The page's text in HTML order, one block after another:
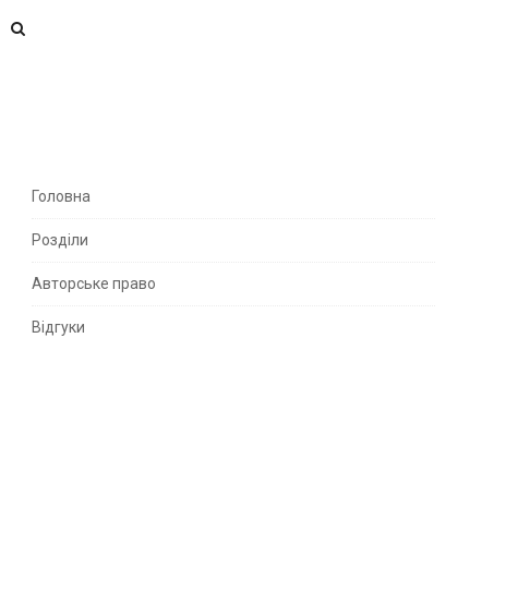
S
e
S
Головна
Розділи
Авторське право
Відгуки